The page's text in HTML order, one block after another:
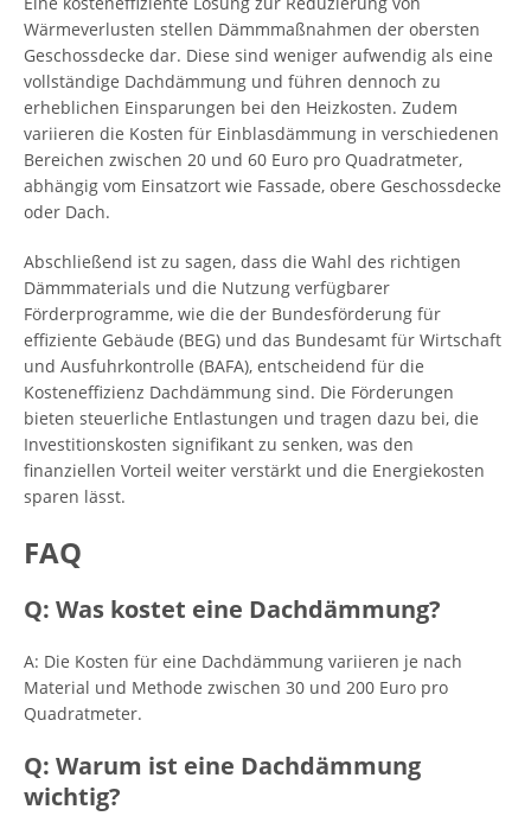
Wärmeverlusten stellen Dämmmaßnahmen der obersten
Geschossdecke dar. Diese sind weniger aufwendig als eine
vollständige Dachdämmung und führen dennoch zu
erheblichen Einsparungen bei den Heizkosten. Zudem
variieren die Kosten für Einblasdämmung in verschiedenen
Bereichen zwischen 20 und 60 Euro pro Quadratmeter,
abhängig vom Einsatzort wie Fassade, obere Geschossdecke
oder Dach.
Abschließend ist zu sagen, dass die Wahl des richtigen
Dämmmaterials und die Nutzung verfügbarer
Förderprogramme, wie die der Bundesförderung für
effiziente Gebäude (BEG) und das Bundesamt für Wirtschaft
und Ausfuhrkontrolle (BAFA), entscheidend für die
Kosteneffizienz Dachdämmung sind. Die Förderungen
bieten steuerliche Entlastungen und tragen dazu bei, die
Investitionskosten signifikant zu senken, was den
finanziellen Vorteil weiter verstärkt und die Energiekosten
sparen lässt.
FAQ
Q: Was kostet eine Dachdämmung?
A: Die Kosten für eine Dachdämmung variieren je nach
Material und Methode zwischen 30 und 200 Euro pro
Quadratmeter.
Q: Warum ist eine Dachdämmung
wichtig?